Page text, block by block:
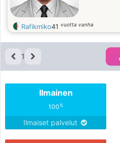
Rafikmiko41 vuotta vanha
1
Ilmainen
100%
Ilmaiset palvelut